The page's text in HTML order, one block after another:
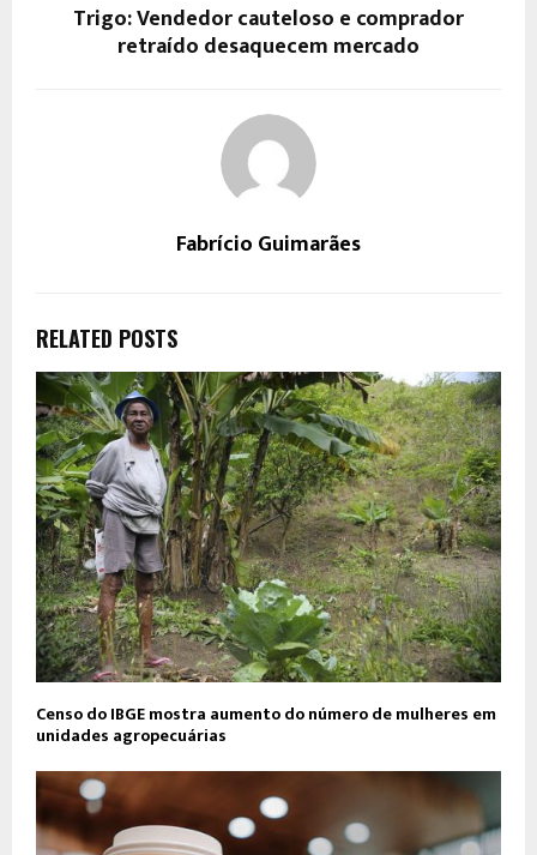
Trigo: Vendedor cauteloso e comprador
retraído desaquecem mercado
Fabrício Guimarães
RELATED POSTS
Censo do IBGE mostra aumento do número de mulheres em
unidades agropecuárias